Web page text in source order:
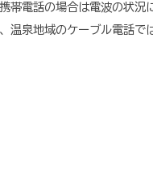
帯電話の場合は電波の状況
温泉地域のケーブル電話で